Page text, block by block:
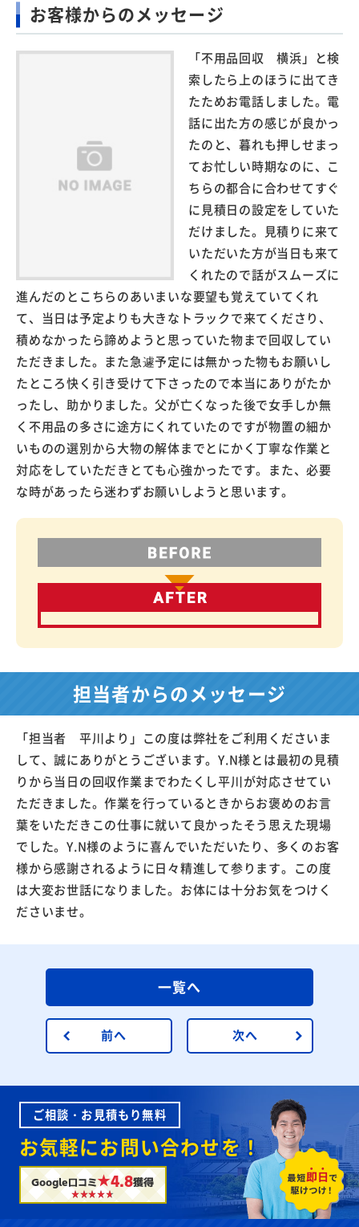
お客様からのメッセージ
「不用品回収 横浜」と検
索したら上のほうに出てき
たためお電話しました。電
話に出た方の感じが良かっ
たのと、暮れも押しせまっ
てお忙しい時期なのに、こ
ちらの都合に合わせてすぐ
に見積日の設定をしていた
だけました。見積りに来て
いただいた方が当日も来て
くれたので話がスムーズに
進んだのとこちらのあいまいな要望も覚えていてくれ
て、当日は予定よりも大きなトラックで来てくださり、
積めなかったら諦めようと思っていた物まで回収してい
ただきました。また急遽予定には無かった物もお願いし
たところ快く引き受けて下さったので本当にありがたか
ったし、助かりました。父が亡くなった後で女手しか無
く不用品の多さに途方にくれていたのですが物置の細か
いものの選別から大物の解体までとにかく丁寧な作業と
対応をしていただきとても心強かったです。また、必要
な時があったら迷わずお願いしようと思います。
担当者からのメッセージ
「担当者 平川より」この度は弊社をご利用くださいま
して、誠にありがとうございます。Y.N様とは最初の見積
りから当日の回収作業までわたくし平川が対応させてい
ただきました。作業を行っているときからお褒めのお言
葉をいただきこの仕事に就いて良かったそう思えた現場
でした。Y.N様のように喜んでいただいたり、多くのお客
様から感謝されるように日々精進して参ります。この度
は大変お世話になりました。お体には十分お気をつけく
ださいませ。
前へ
一覧へ
次へ
ご相談・お見積もり無料
お気軽にお問い合わせを！
Google口コミ★4.8獲得